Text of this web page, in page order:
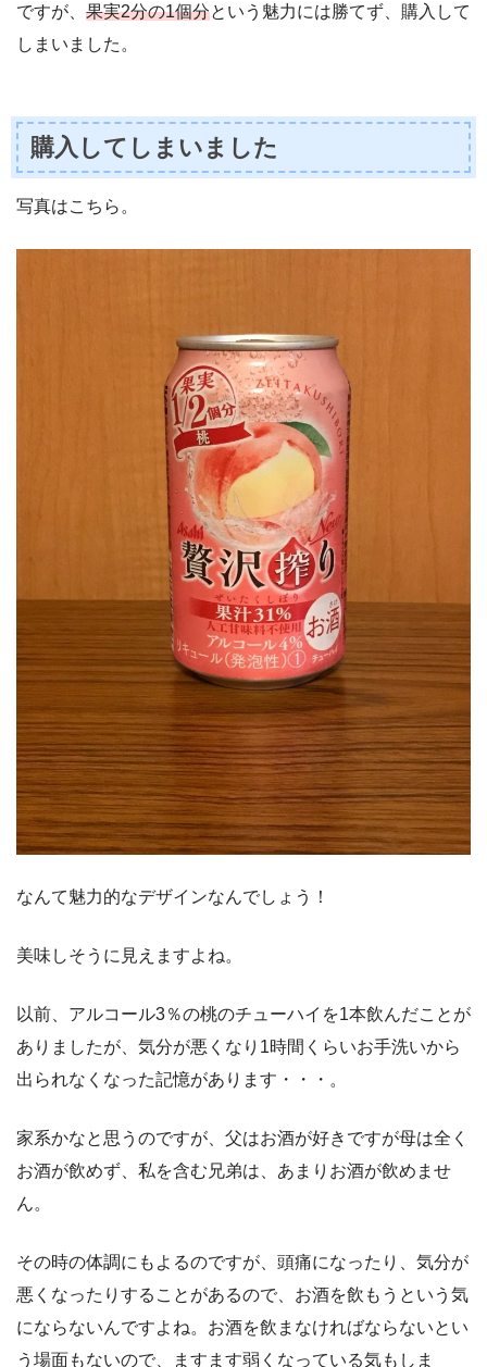
ですが、 果実2分の1個分という魅力には勝てず、購入して
しまいました。
購入してしまいました
写真はこちら。
なんて魅力的なデザインなんでしょう！
美味しそうに見えますよね。
以前、アルコール3％の桃のチューハイを1本飲んだことが
ありましたが、気分が悪くなり1時間くらいお手洗いから
出られなくなった記憶があります・・・。
家系かなと思うのですが、父はお酒が好きですが母は全く
お酒が飲めず、私を含む兄弟は、あまりお酒が飲めませ
ん。
その時の体調にもよるのですが、頭痛になったり、気分が
悪くなったりすることがあるので、お酒を飲もうという気
にならないんですよね。お酒を飲まなければならないとい
う場面もないので、ますます弱くなっている気もしま